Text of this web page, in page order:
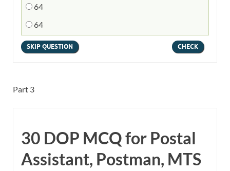
64
64
Part 3
30 DOP MCQ for Postal
Assistant, Postman, MTS